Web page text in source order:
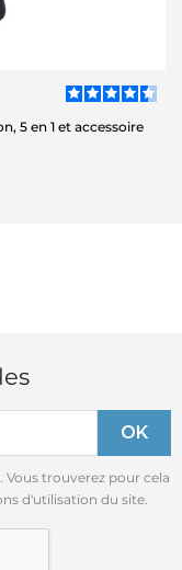
5 en 1 et accessoire
trouverez pour cela
d'utilisation du site.